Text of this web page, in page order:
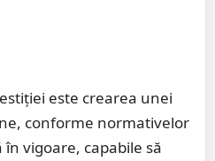
este crearea unei
conforme normativelor
vigoare, capabile să